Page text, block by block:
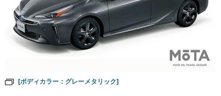
[ボディカラー：グレーメタリック]